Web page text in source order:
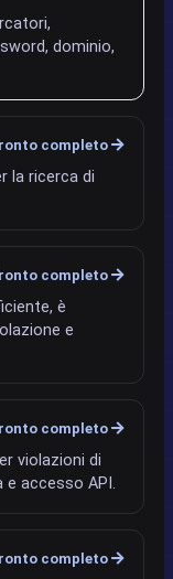
dominio,
completo
la ricerca di
completo
è
e
completo
violazioni di
e accesso API.
completo